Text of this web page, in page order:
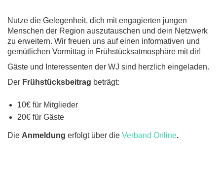
Nutze die Gelegenheit, dich mit engagierten jungen
Menschen der Region auszutauschen und dein Netzwerk
zu erweitern. Wir freuen uns auf einen informativen und
gemütlichen Vormittag in Frühstücksatmosphäre mit dir!
Gäste und Interessenten der WJ sind herzlich eingeladen.
Der Frühstücksbeitrag beträgt:
10€ für Mitglieder
20€ für Gäste
Die Anmeldung erfolgt über die Verband Online.